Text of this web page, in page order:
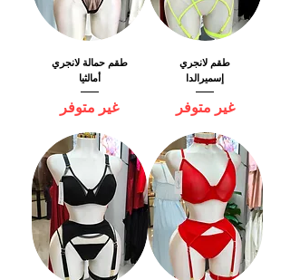
طقم لانجري
إسميرالدا
غير متوفر
طقم حمالة لانجري
أمالثيا
غير متوفر